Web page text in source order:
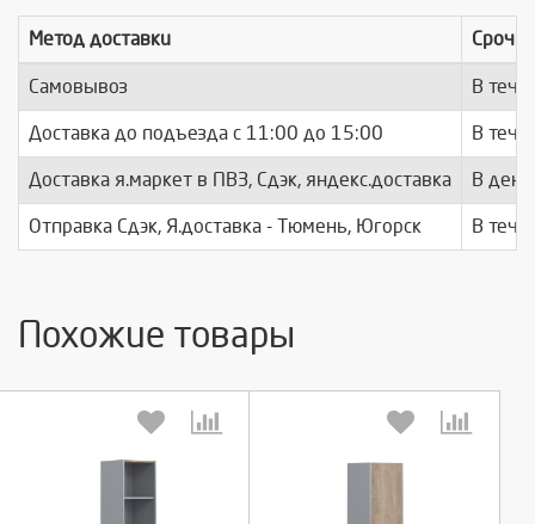
Метод доставки
Самовывоз В
Доставка до подъезда c 11:00 до 15:00 В
Доставка я.маркет в ПВЗ, Сдэк, яндекс.доставка В день
Отправка Сдэк, Я.доставка - Тюмень, Югорск В
Похожие товары